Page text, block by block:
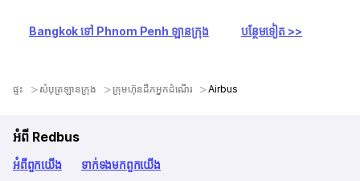
Bangkok ទៅ Phnom Penh ឡានក្រុង បន្ថែមទៀត >>
ផ្ទះ សំបុត្រឡានក្រុង ក្រុមហ៊ុនដឹកអ្នកដំណើរ Airbus
អំពី Redbus
អំពី​ពួក​យើង ទាក់ទង​មក​ពួក​យើង